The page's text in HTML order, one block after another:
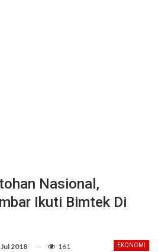
Nasional,
Ikuti Bimtek Di
EKONOMI
2018 161